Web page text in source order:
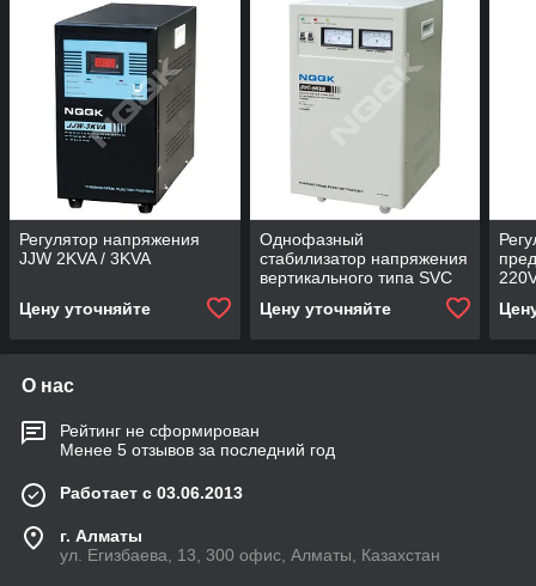
Регулятор напряжения
JJW 2KVA / 3KVA
Цену уточняйте
Однофазный
стабилизатор напряжения
вертикального типа SVC
Цену уточняйте
О нас
Рейтинг не сформирован
Менее 5 отзывов за последний год
Работает с 03.06.2013
г. Алматы
ул. Егизбаева, 13, 300 офис, Алматы, Казахстан